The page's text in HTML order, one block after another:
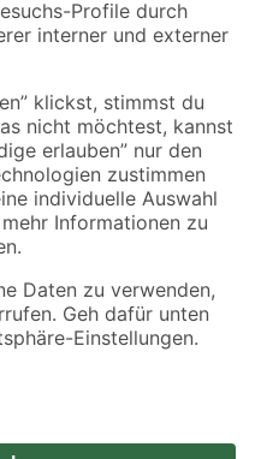
dargestellten Angebote sind unter
Verfügbarkeiten beziehen
für Artikel mit Speditionsversand, hier